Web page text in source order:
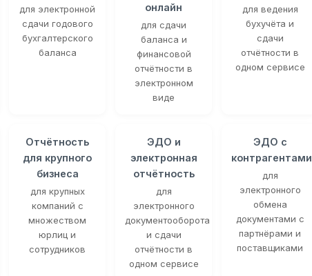
для электронной
сдачи годового
бухгалтерского
баланса
онлайн
для сдачи
баланса и
финансовой
отчётности в
электронном
виде
для ведения
бухучёта и
сдачи
отчётности в
одном сервисе
Отчётность
для крупного
бизнеса
для крупных
компаний с
множеством
юрлиц и
сотрудников
ЭДО и
электронная
отчётность
для
электронного
документооборота
и сдачи
отчётности в
одном сервисе
ЭДО с
контрагентами
для
электронного
обмена
документами с
партнёрами и
поставщиками